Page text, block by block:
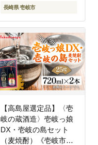
長崎県 壱岐市
【高島屋選定品】〈壱
岐の蔵酒造〉壱岐っ娘
DX・壱岐の島セット
（麦焼酎）《壱岐市》